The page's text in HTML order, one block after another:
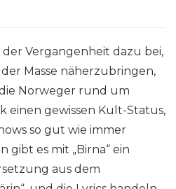
Vergangenheit dazu bei,
Masse näherzubringen,
Norweger rund um
einen gewissen Kult-Status,
so gut wie immer
gibt es mit „Birna“ ein
aus dem